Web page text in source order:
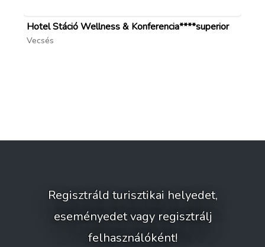
Hotel Stáció Wellness & Konferencia****superior
Vecsés
Regisztráld turisztikai helyedet,
eseményedet vagy regisztrálj
felhasználóként!